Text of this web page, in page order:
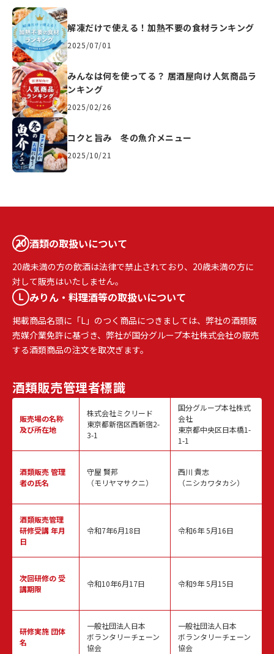
解凍だけで使える！加熱不要の食材ランキング
2025/07/01
みんなは何を使ってる？ 居酒屋向け人気商品ラ
ンキング
2025/02/26
コクと旨み 冬の魚介メニュー
2025/10/21
酒類の取扱いについて
20歳未満の方の飲酒は法律で禁止されており、20歳未満の方に
対して販売はいたしません。
みりん・料理酒等の取扱いについて
掲載商品名頭に「L」のつく商品につきましては、弊社の酒類販
売媒介業免許に基づき、弊社が国分グループ本社株式会社の販売
する酒類商品の注文を取次ぎます。
酒類販売管理者標識
販売場の名称
及び所在地
酒類販売管理
者の氏名
酒類販売管理
研修受講 年月
日
次回研修の受
講期限
研修実施 団体
名
株式会社ミクリード
東京都新宿区西新宿2-
3-1
守屋 賢邦
（モリヤマサクニ）
令和7年6月18日
令和10年6月17日
一般社団法人日本
ボランタリーチェーン
協会
国分グループ本社株式
会社
東京都中央区日本橋1-
1-1
西川 貴志
（ニシカワタカシ）
令和6年 5月16日
令和9年 5月15日
一般社団法人日本
ボランタリーチェーン
協会